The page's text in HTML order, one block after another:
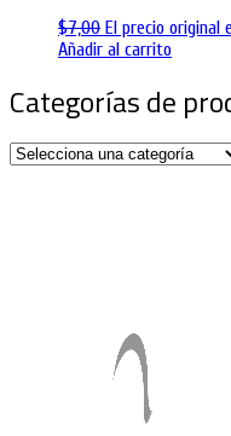
$7,00 El precio original
Añadir al carrito
Categorías de